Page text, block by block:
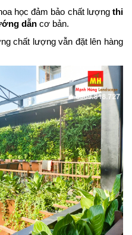
học đảm bảo chất lượng thi
dẫn cơ bản.
chất lượng vẫn đặt lên hàng